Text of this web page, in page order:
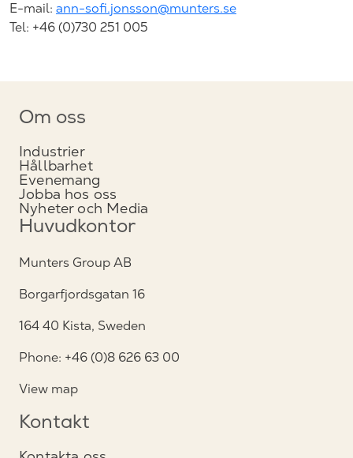
E-mail: ann-sofi.jonsson@munters.se
Tel: +46 (0)730 251 005
Om oss
Industrier
Hållbarhet
Evenemang
Jobba hos oss
Nyheter och Media
Huvudkontor
Munters Group AB
Borgarfjordsgatan 16
164 40 Kista, Sweden
Phone: +46 (0)8 626 63 00
View map
Kontakt